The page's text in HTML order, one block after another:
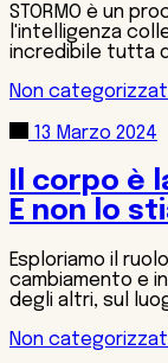
STORMO è un
l'intelligenza
incredibile tutta
Non
13 Marzo 2024
Il corpo è
E non lo
Esploriamo il
cambiamento e
degli altri, sul
Non